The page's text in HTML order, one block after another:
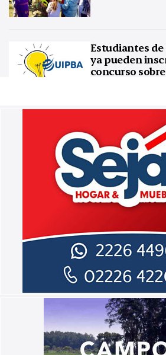
Estudiantes de
ya pueden
concurso